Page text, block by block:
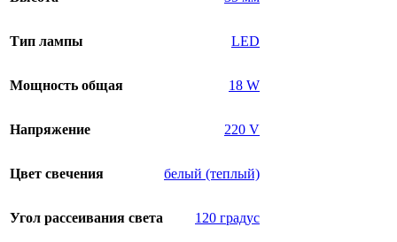
Тип лампы LED
Мощность общая 18 W
Напряжение 220 V
Цвет свечения белый (теплый)
Угол рассеивания света 120 градус